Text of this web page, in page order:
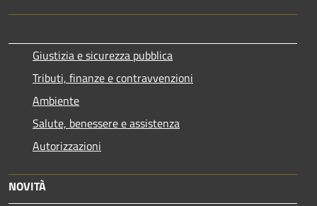
Giustizia e sicurezza pubblica
Tributi, finanze e contravvenzioni
Ambiente
Salute, benessere e assistenza
Autorizzazioni
NOVITÀ